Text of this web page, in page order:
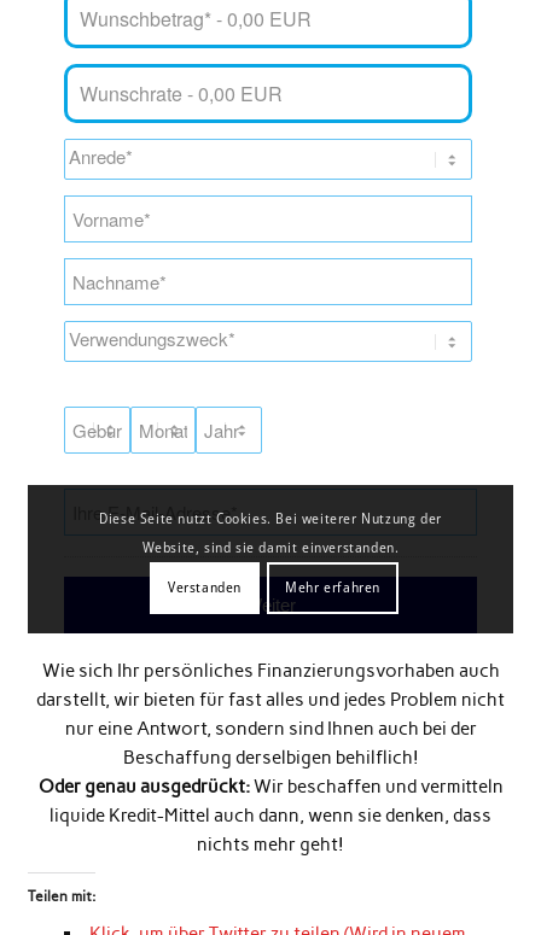
Wie sich Ihr persönliches Finanzierungsvorhaben auch
darstellt, wir bieten für fast alles und jedes Problem nicht
nur eine Antwort, sondern sind Ihnen auch bei der
Beschaffung derselbigen behilflich!
Oder genau ausgedrückt:Wir beschaffen und vermitteln
liquide Kredit-Mittel auch dann, wenn sie denken, dass
nichts mehr geht!
Teilen mit: